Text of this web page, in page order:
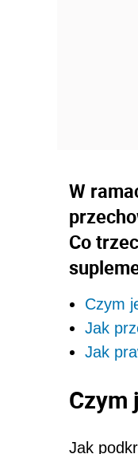
W
Co
Czym
Jak
Jak
Czym
Jak